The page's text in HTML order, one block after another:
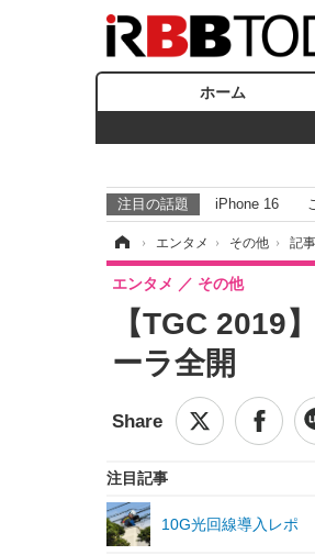
ホーム
注目の話題 iPhone 16
› エンタメ › その他 › 記事
【TGC 2019
ーラ全開
エンタメ その他
注目記事
10G光回線導入レポ